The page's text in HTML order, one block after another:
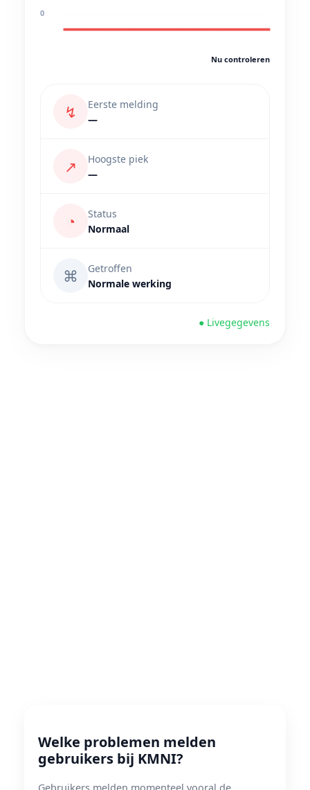
0
Nu controleren
↯
Eerste melding
—
↗
Hoogste piek
—
◔
Status
Normaal
⌘
Getroffen
Normale werking
● Livegegevens
Welke problemen melden
gebruikers bij KMNI?